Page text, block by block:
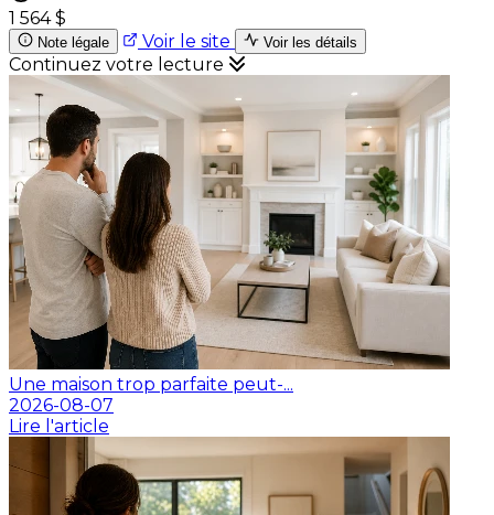
1 564 $
Note légale Voir le site Voir les détails
Continuez votre lecture
Une maison trop parfaite peut-...
2026-08-07
Lire l'article